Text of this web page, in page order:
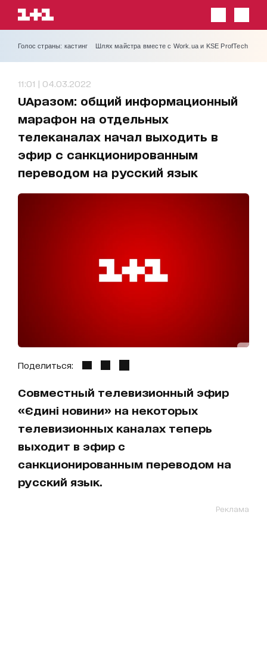
Голос страны: кастинг Шлях майстра вместе с Work.ua и KSE ProfTech
11:01 | 04.03.2022
UAразом: общий информационный
марафон на отдельных
телеканалах начал выходить в
эфир с санкционированным
переводом на русский язык
Поделиться:
Совместный телевизионный эфир
«Єдині новини» на некоторых
телевизионных каналах теперь
выходит в эфир с
санкционированным переводом на
русский язык.
Реклама